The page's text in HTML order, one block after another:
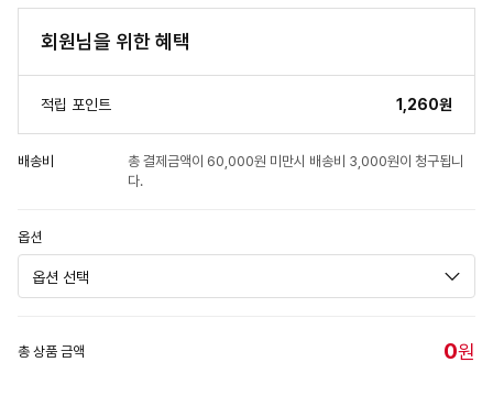
회원님을 위한 혜택
적립 포인트 1,260원
배송비
총 결제금액이 60,000원 미만시 배송비 3,000원이 청구됩니
다.
옵션
총 상품 금액 0원